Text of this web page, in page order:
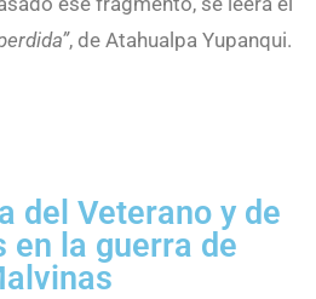
, de Atahualpa Yupanqui.
del Veterano y de
en la guerra de